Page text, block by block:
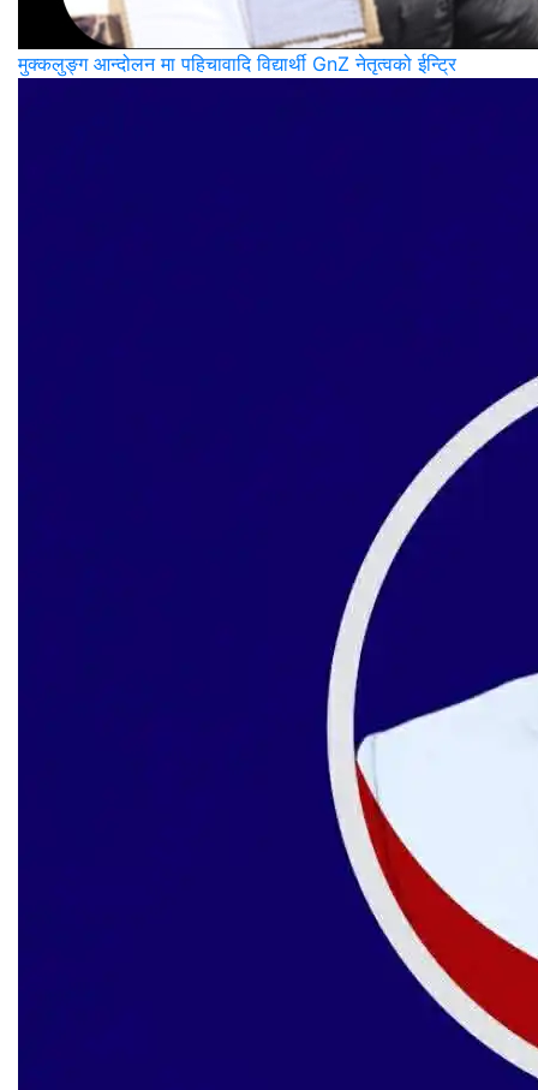
मुक्कलुङ्ग आन्दोलन मा पहिचावादि विद्यार्थी GnZ नेतृत्वको ईन्ट्रि